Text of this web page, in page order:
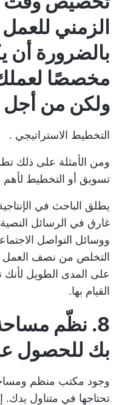
الزمني
بالضرورة أن
مخصصًا لعملك
ولكن من أجل
التخطيط الاستراتيجي .
ومن الأمثلة على ذلك
تسويق أو التخطيط لأهم
يطلق الباحث في
غارق في الرسائل النصية
ووسائل التواصل
التخلص من نصف العمل
على المدى الطويل لأنك
القيام بها.
8. نظّم
بك للحصول
وجود مكتب منظم
تحتاجها في متناول